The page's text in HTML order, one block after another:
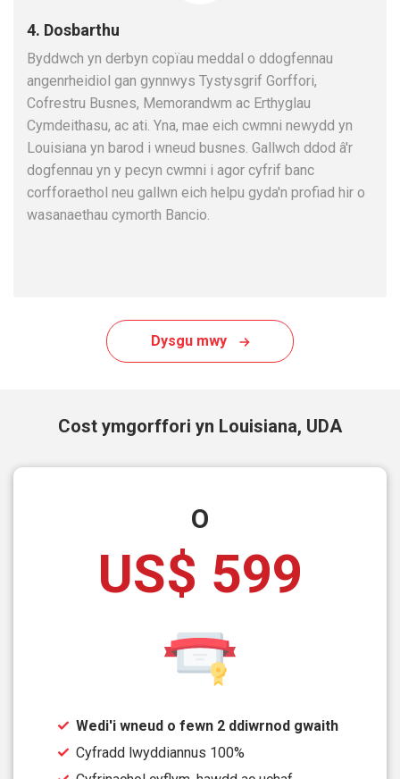
4. Dosbarthu
Byddwch yn derbyn copïau meddal o ddogfennau
angenrheidiol gan gynnwys Tystysgrif Gorffori,
Cofrestru Busnes, Memorandwm ac Erthyglau
Cymdeithasu, ac ati. Yna, mae eich cwmni newydd yn
Louisiana yn barod i wneud busnes. Gallwch ddod â'r
dogfennau yn y pecyn cwmni i agor cyfrif banc
corfforaethol neu gallwn eich helpu gyda'n profiad hir o
wasanaethau cymorth Bancio.
Dysgu mwy
Cost ymgorffori yn Louisiana, UDA
O
US$ 599
Wedi'i wneud o fewn 2 ddiwrnod gwaith
Cyfradd lwyddiannus 100%